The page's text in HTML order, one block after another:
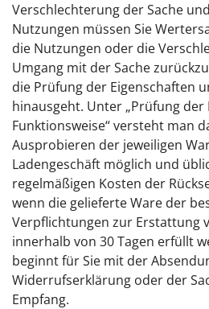
Verschlechterung der Sache
Nutzungen müssen Sie
die Nutzungen oder die
Umgang mit der Sache
die Prüfung der Eigenschaften
hinausgeht. Unter „Prüfung
Funktionsweise“ versteht man
Ausprobieren der jeweiligen
Ladengeschäft möglich und
regelmäßigen Kosten der
wenn die gelieferte Ware der
Verpflichtungen zur Erstattung
innerhalb von 30 Tagen erfüllt
beginnt für Sie mit der
Widerrufserklärung oder der
Empfang.